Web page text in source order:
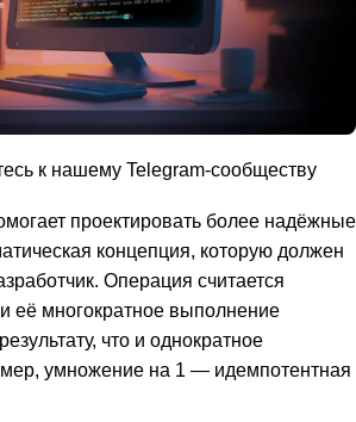
к нашему Telegram-сообществу
проектировать более надёжные
концепция, которую должен
Операция считается
её многократное выполнение
что и однократное
умножение на 1 — идемпотентная